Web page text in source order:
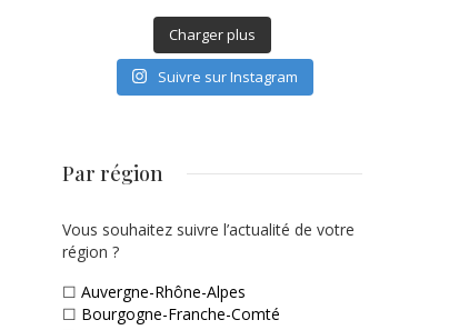
Charger plus
Suivre sur Instagram
Par région
Vous souhaitez suivre l’actualité de votre
région ?
☐ Auvergne-Rhône-Alpes
☐ Bourgogne-Franche-Comté